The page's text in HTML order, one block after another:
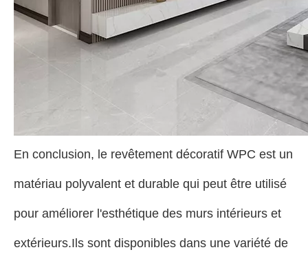
En conclusion, le revêtement décoratif WPC est un
matériau polyvalent et durable qui peut être utilisé
pour améliorer l'esthétique des murs intérieurs et
extérieurs.Ils sont disponibles dans une variété de